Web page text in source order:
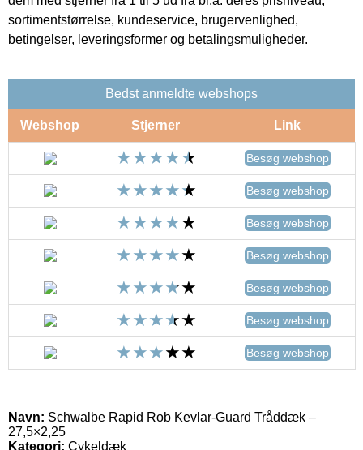
sortimentstørrelse, kundeservice, brugervenlighed,
betingelser, leveringsformer og betalingsmuligheder.
Bedst anmeldte webshops
Webshop Stjerner Link
Besøg webshop
Besøg webshop
Besøg webshop
Besøg webshop
Besøg webshop
Besøg webshop
Besøg webshop
Navn: Schwalbe Rapid Rob Kevlar-Guard Tråddæk –
27,5×2,25
Kategori: Cykeldæk